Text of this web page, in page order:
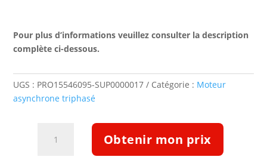
Pour plus d’informations veuillez consulter la description
complète ci-dessous.
UGS : PRO15546095-SUP0000017 Catégorie : Moteur
asynchrone triphasé
Obtenir mon prix